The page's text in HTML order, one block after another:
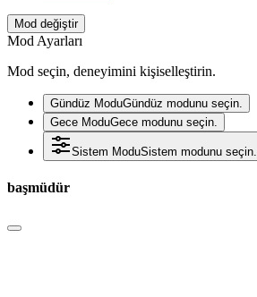
Mod değiştir
Mod Ayarları
Mod seçin, deneyimini kişiselleştirin.
Gündüz ModuGündüz modunu seçin.
Gece ModuGece modunu seçin.
Sistem ModuSistem modunu seçin.
başmüdür